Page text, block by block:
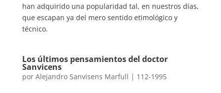
han adquirido una popularidad tal, en nuestros días,
que escapan ya del mero sentido etimológico y
técnico.
Los últimos pensamientos del doctor
Sanvicens
por Alejandro Sanvisens Marfull | 112-1995